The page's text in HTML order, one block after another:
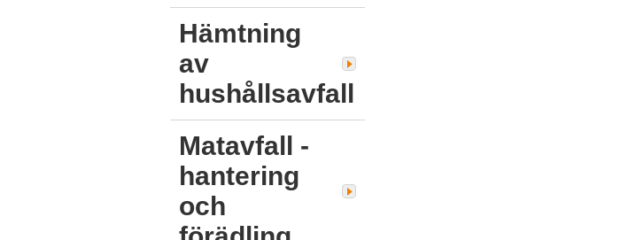
Hämtning
av
hushållsavfall
Matavfall -
hantering
och